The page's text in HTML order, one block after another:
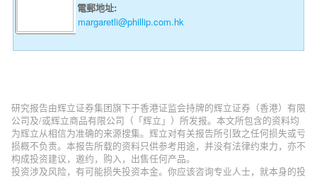
電郵地址:
margaretli@phillip.com.hk
研究报告由辉立证券集团旗下于香港证监会持牌的辉立证券（香港）有限
公司及/或辉立商品有限公司（「辉立」）所发报。本文所包含的资料均
为辉立从相信为准确的来源搜集。辉立对有关报告所引致之任何损失或亏
损概不负责。本报告所载的资料只供参考用途，并没有法律约束力，亦不
构成投资建议，邀约，购入，出售任何产品。
投资涉及风险，有可能损失投资本金。你应该咨询专业人士，就本身的投